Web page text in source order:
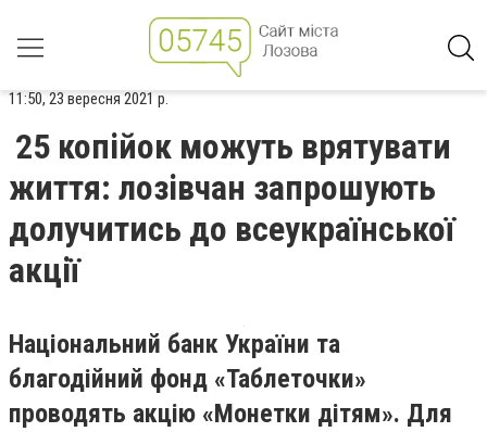
11:50, 23 вересня 2021 р.
25 копійок можуть врятувати
життя: лозівчан запрошують
долучитись до всеукраїнської
акції
Національний банк України та
благодійний фонд «Таблеточки»
проводять акцію «Монетки дітям». Для